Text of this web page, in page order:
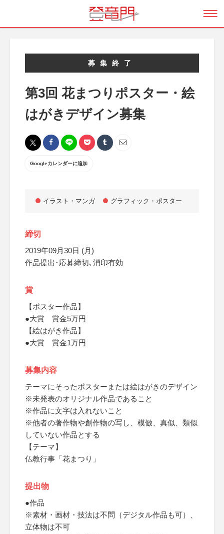
募集終了
第3回 花まつりポスター・絵
はがきデザイン募集
Googleカレンダーに追加
イラスト・マンガ グラフィック・ポスター
締切
2019年09月30日 (月)
作品提出･応募締切､消印有効
賞
【ポスター作品】
●大賞 賞金5万円
【絵はがき作品】
●大賞 賞金1万円
募集内容
テーマにそったポスターまたは絵はがきのデザイン
※未発表のオリジナル作品であること
※作品に文字は入れないこと
※他者の著作物や創作物の写し、模倣、真似、類似
していない作品とする
【テーマ】
仏教行事「花まつり」
提出物
●作品
※素材・画材・技法は不問（デジタル作品も可）、
立体物は不可